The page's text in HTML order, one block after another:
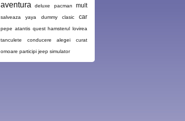
aventura
deluxe pacman mult
salveaza yaya dummy clasic car
pepe atantis quest hamsterul lovirea
tanculete conducere alegei curat
omoare participi jeep simulator